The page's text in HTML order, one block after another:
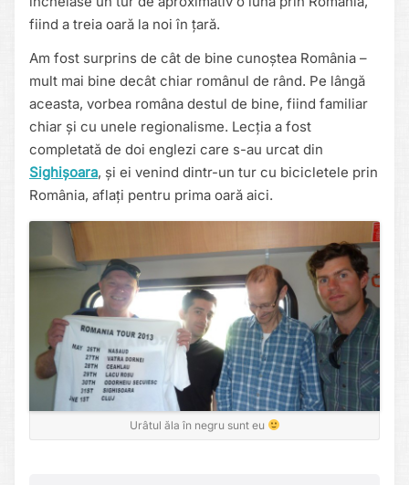
fiind a treia oară la noi în țară.
Am fost surprins de cât de bine cunoștea România –
mult mai bine decât chiar românul de rând. Pe lângă
aceasta, vorbea româna destul de bine, fiind familiar
chiar și cu unele regionalisme. Lecția a fost
completată de doi englezi care s-au urcat din
Sighișoara, și ei venind dintr-un tur cu bicicletele prin
România, aflați pentru prima oară aici.
Urâtul ăla în negru sunt eu